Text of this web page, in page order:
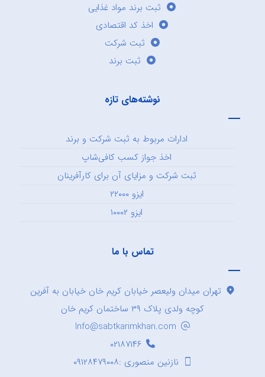
ثبت برند مواد غذایی
اخذ کد اقتصادی
ثبت شرکت
ثبت برند
نوشته‌های تازه
ادارات مربوط به ثبت شرکت و برند
اخذ جواز کسب کافی‌شاپ
ثبت شرکت و مزایای آن برای کارآفرینان
ایزو ۲۲۰۰۰
ایزو ۱۰۰۰۲
تماس با ما
تهران میدان ولیعصر خیابان کریم خان خیابان به آفرین
کوچه ولدی پلاک ۳۹ ساختمان کریم خان
Info@sabtkarimkhan.com
۰۲۱۸۷۱۴۶
نازنین منصوری :۰۹۱۲۸۴۷۹۰۰۸